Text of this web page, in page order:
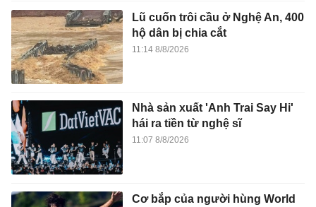
Lũ cuốn trôi cầu ở Nghệ An, 400
hộ dân bị chia cắt
11:14 8/8/2026
Nhà sản xuất 'Anh Trai Say Hi'
hái ra tiền từ nghệ sĩ
11:07 8/8/2026
Cơ bắp của người hùng World